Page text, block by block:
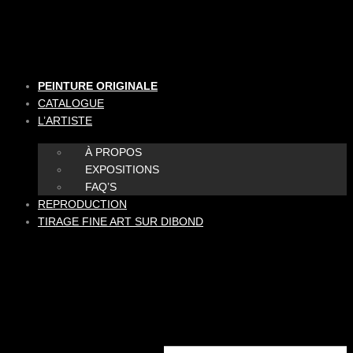
PEINTURE ORIGINALE
CATALOGUE
L’ARTISTE
À PROPOS
EXPOSITIONS
FAQ’S
REPRODUCTION
TIRAGE FINE ART SUR DIBOND